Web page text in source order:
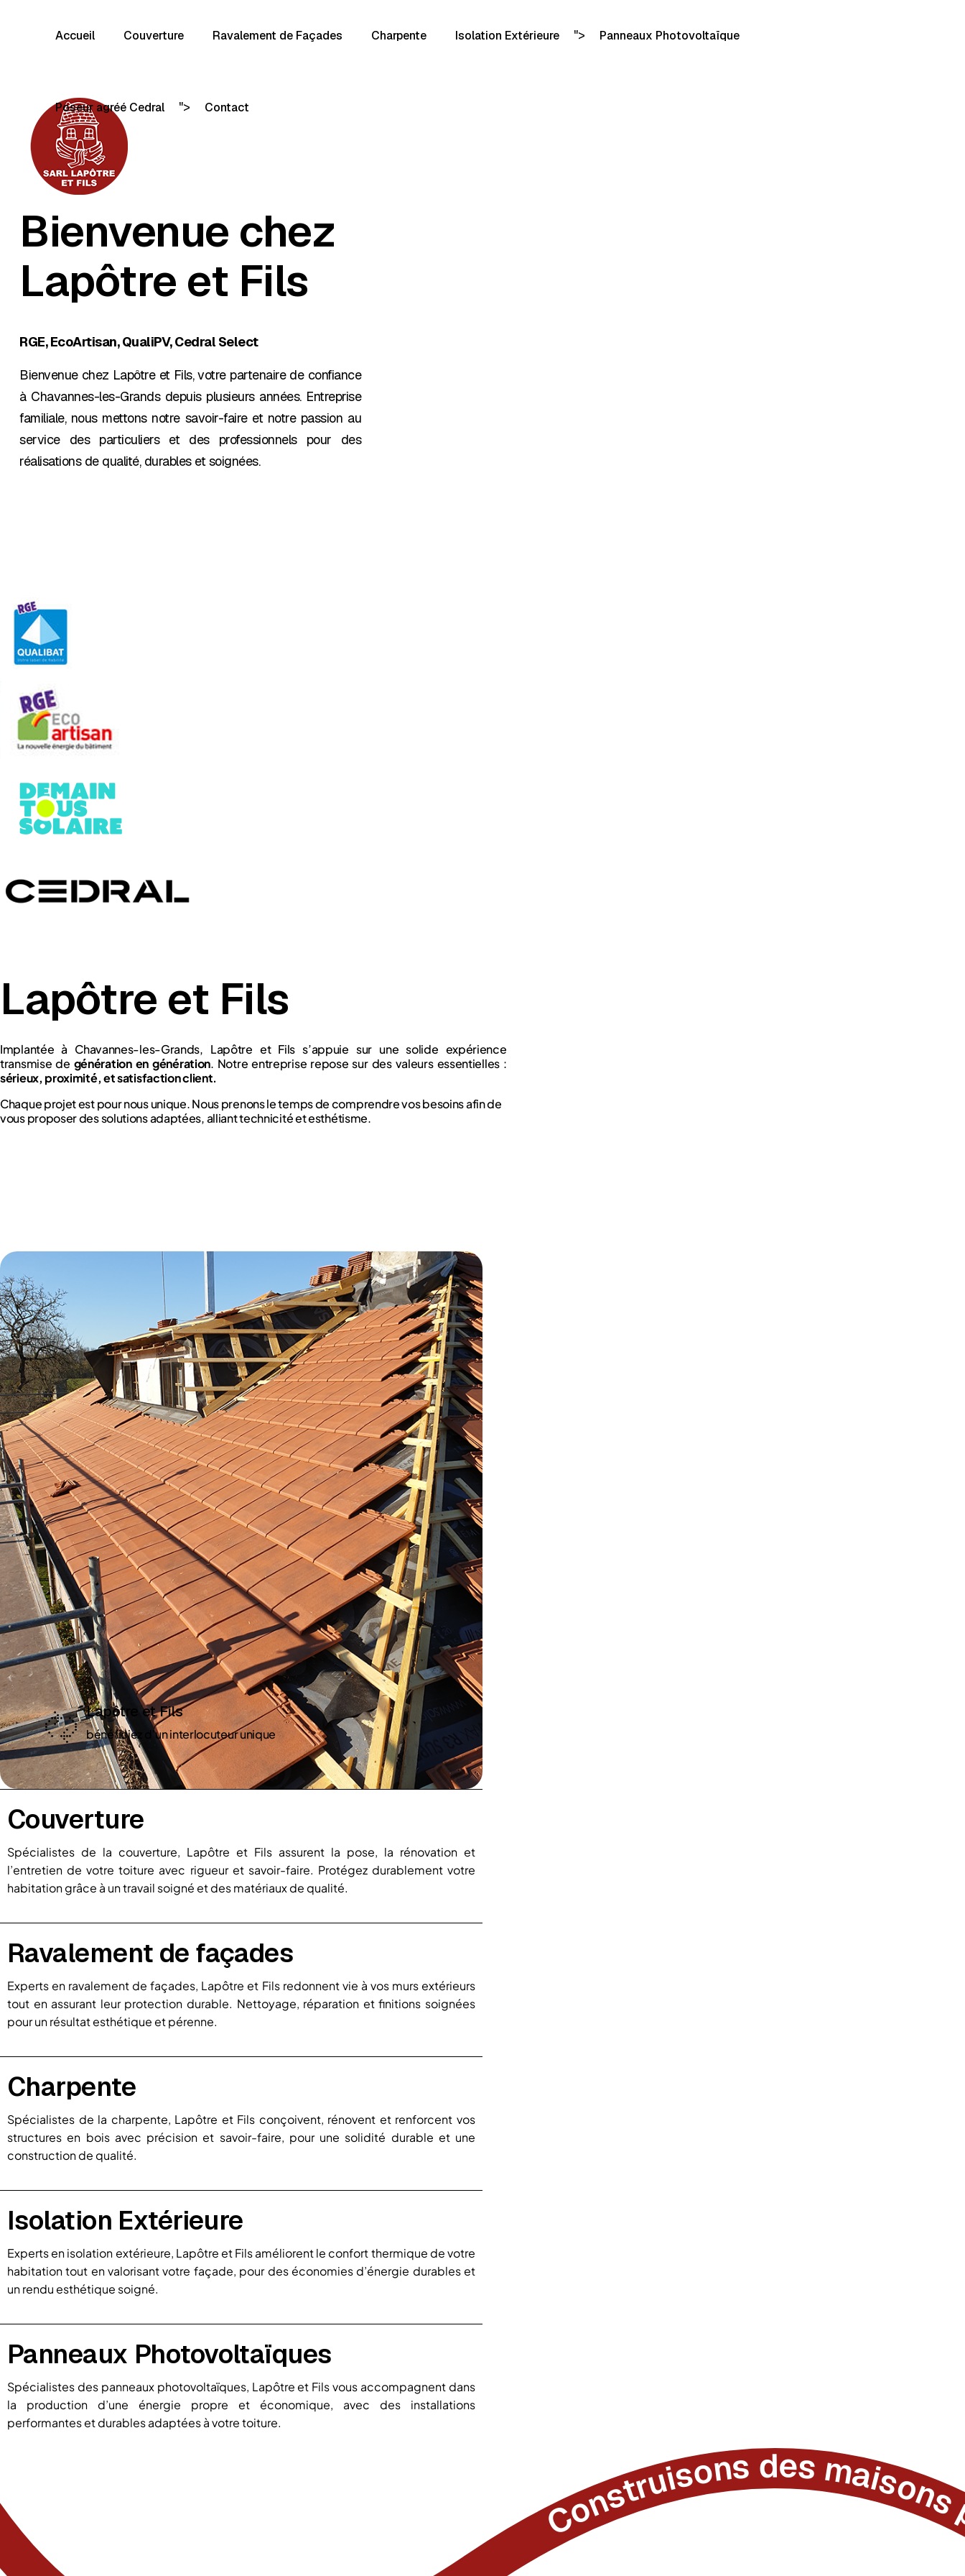
Accueil Couverture Ravalement de Façades Charpente Isolation Extérieure "> Panneaux Photovoltaïque
Poseur agréé Cedral "> Contact
Bienvenue chez
Lapôtre et Fils
RGE, EcoArtisan, QualiPV, Cedral Select
Bienvenue chez Lapôtre et Fils, votre partenaire de confiance
à Chavannes-les-Grands depuis plusieurs années. Entreprise
familiale, nous mettons notre savoir-faire et notre passion au
service des particuliers et des professionnels pour des
réalisations de qualité, durables et soignées.
Lapôtre et Fils
Implantée à Chavannes-les-Grands, Lapôtre et Fils s’appuie sur une solide expérience
transmise de génération en génération. Notre entreprise repose sur des valeurs essentielles :
sérieux, proximité, et satisfaction client.
Chaque projet est pour nous unique. Nous prenons le temps de comprendre vos besoins afin de
vous proposer des solutions adaptées, alliant technicité et esthétisme.
Lapôtre et Fils
bénéficiez d’un interlocuteur unique
Couverture
Spécialistes de la couverture, Lapôtre et Fils assurent la pose, la rénovation et
l’entretien de votre toiture avec rigueur et savoir-faire. Protégez durablement votre
habitation grâce à un travail soigné et des matériaux de qualité.
Ravalement de façades
Experts en ravalement de façades, Lapôtre et Fils redonnent vie à vos murs extérieurs
tout en assurant leur protection durable. Nettoyage, réparation et finitions soignées
pour un résultat esthétique et pérenne.
Charpente
Spécialistes de la charpente, Lapôtre et Fils conçoivent, rénovent et renforcent vos
structures en bois avec précision et savoir-faire, pour une solidité durable et une
construction de qualité.
Isolation Extérieure
Experts en isolation extérieure, Lapôtre et Fils améliorent le confort thermique de votre
habitation tout en valorisant votre façade, pour des économies d’énergie durables et
un rendu esthétique soigné.
Panneaux Photovoltaïques
Spécialistes des panneaux photovoltaïques, Lapôtre et Fils vous accompagnent dans
la production d’une énergie propre et économique, avec des installations
performantes et durables adaptées à votre toiture.
Construisons des maisons plus